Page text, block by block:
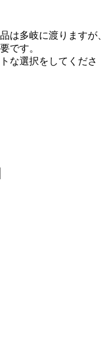
は多岐に渡りますが、
です。
な選択をしてくださ